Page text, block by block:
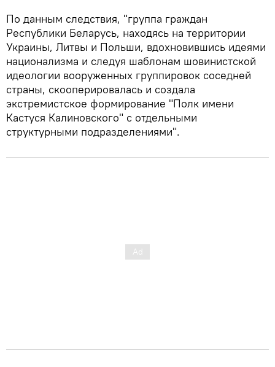
По данным следствия, "группа граждан
Республики Беларусь, находясь на территории
Украины, Литвы и Польши, вдохновившись идеями
национализма и следуя шаблонам шовинистской
идеологии вооруженных группировок соседней
страны, скооперировалась и создала
экстремистское формирование "Полк имени
Кастуся Калиновского" с отдельными
структурными подразделениями".